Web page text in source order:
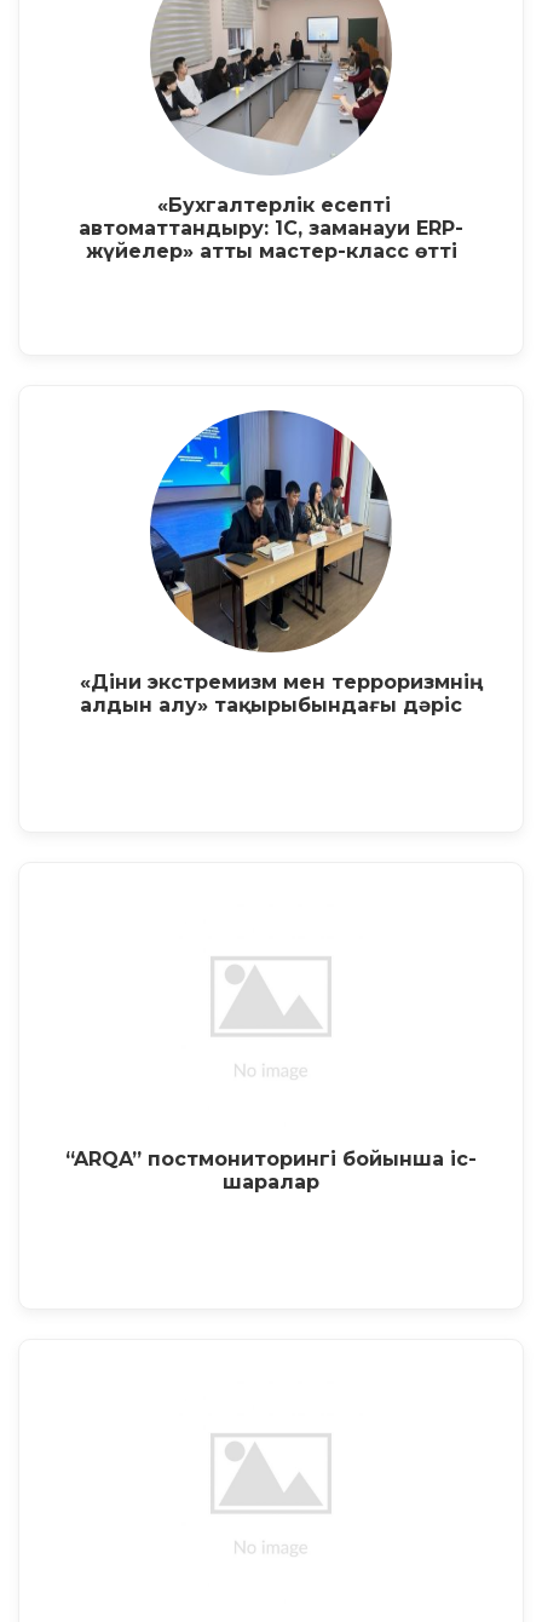
«Бухгалтерлік есепті
автоматтандыру: 1С, заманауи ERP-
жүйелер» атты мастер-класс өтті
«Діни экстремизм мен терроризмнің
алдын алу» тақырыбындағы дәріс
“ARQA” постмониторингі бойынша іс-
шаралар